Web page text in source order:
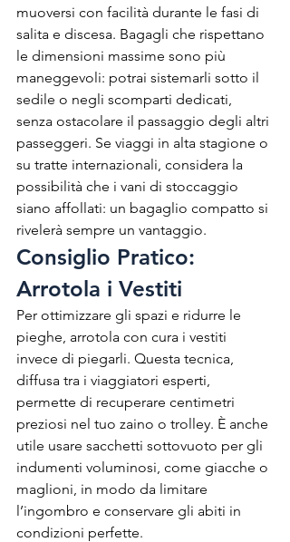
muoversi con facilità durante le fasi di
salita e discesa. Bagagli che rispettano
le dimensioni massime sono più
maneggevoli: potrai sistemarli sotto il
sedile o negli scomparti dedicati,
senza ostacolare il passaggio degli altri
passeggeri. Se viaggi in alta stagione o
su tratte internazionali, considera la
possibilità che i vani di stoccaggio
siano affollati: un bagaglio compatto si
rivelerà sempre un vantaggio.
Consiglio Pratico:
Arrotola i Vestiti
Per ottimizzare gli spazi e ridurre le
pieghe, arrotola con cura i vestiti
invece di piegarli. Questa tecnica,
diffusa tra i viaggiatori esperti,
permette di recuperare centimetri
preziosi nel tuo zaino o trolley. È anche
utile usare sacchetti sottovuoto per gli
indumenti voluminosi, come giacche o
maglioni, in modo da limitare
l’ingombro e conservare gli abiti in
condizioni perfette.